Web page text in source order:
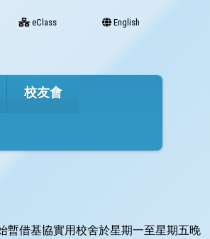
eClass English
校友會